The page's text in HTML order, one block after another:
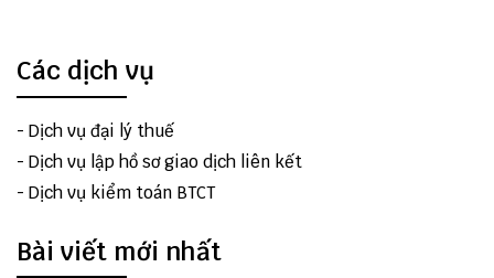
Các dịch vụ
- Dịch vụ đại lý thuế
- Dịch vụ lập hồ sơ giao dịch liên kết
- Dịch vụ kiểm toán BTCT
Bài viết mới nhất